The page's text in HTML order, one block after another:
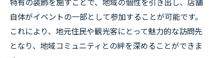
自体がイベントの一部として参加することが可能です。
これにより、地元住民や観光客にとって魅力的な訪問先
となり、地域コミュニティとの絆を深めることができま